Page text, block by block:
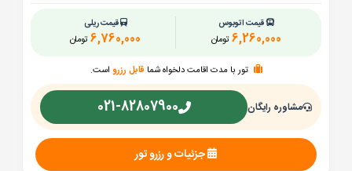
قیمت اتوبوس
تومان 6,260,000
قیمت ریلی
تومان 6,760,000
تور با مدت اقامت دلخواه شما قابل رزرو است.
مشاوره رایگان 021-82807900
جزئیات و رزرو تور